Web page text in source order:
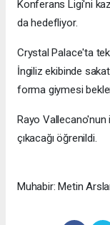
Konferans Ligi'ni
da hedefliyor.
Crystal Palace'ta
İngiliz ekibinde
forma giymesi
Rayo
çıkacağı öğrenildi.
Muhabir: Metin